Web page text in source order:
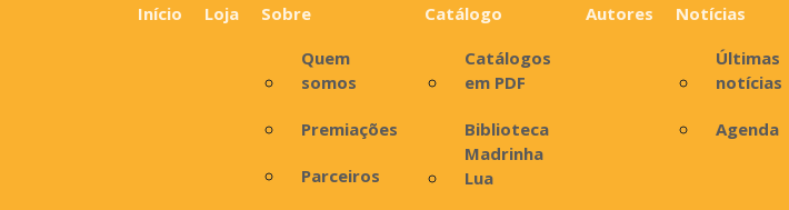
Início Loja
Sobre
Quem
somos
Premiações
Parceiros
Catálogo
Catálogos
em PDF
Biblioteca
Madrinha
Lua
Autores
Notícias
Últimas
notícias
Agenda